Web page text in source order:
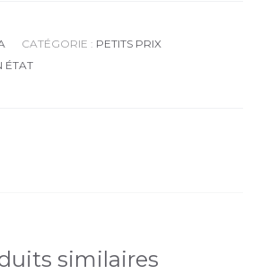
CATÉGORIE : PETITS PRIX
ÉTAT
similaires